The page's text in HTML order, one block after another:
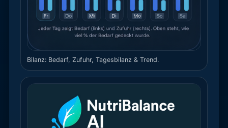
Bilanz: Bedarf, Zufuhr, Tagesbilanz & Trend.